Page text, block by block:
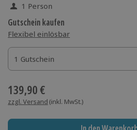
1 Person
Gutschein kaufen
Flexibel einlösbar
1 Gutschein
1 Gutschein
1 Gutschein
139,90 €
zzgl. Versand (inkl. MwSt.)